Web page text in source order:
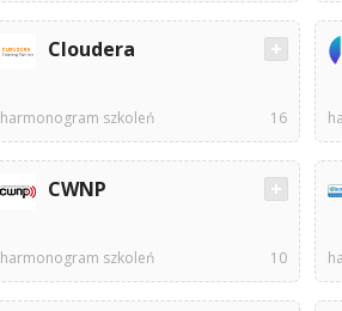
Cloudera
harmonogram szkoleń 16
CWNP
harmonogram szkoleń 10